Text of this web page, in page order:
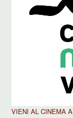
VIENI AL CINEMA